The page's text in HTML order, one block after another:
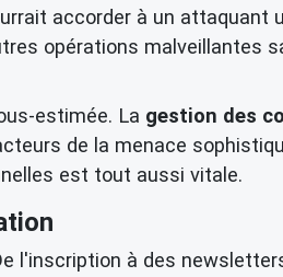
accorder à un
opérations malveillantes
estimée. La gestion des
de la menace
est tout aussi vitale.
l'inscription à des